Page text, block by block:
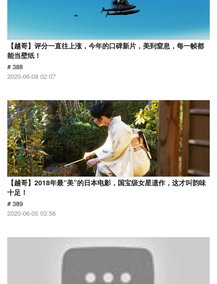
【越哥】评分一直往上涨，今年的口碑新片，美到窒息，每一帧都
能当壁纸！
# 388
2020-06-08 02:07
【越哥】2018年最“美”的日本电影，国宝级女星遗作，这才叫韵味
十足！
# 389
2020-06-05 03:56